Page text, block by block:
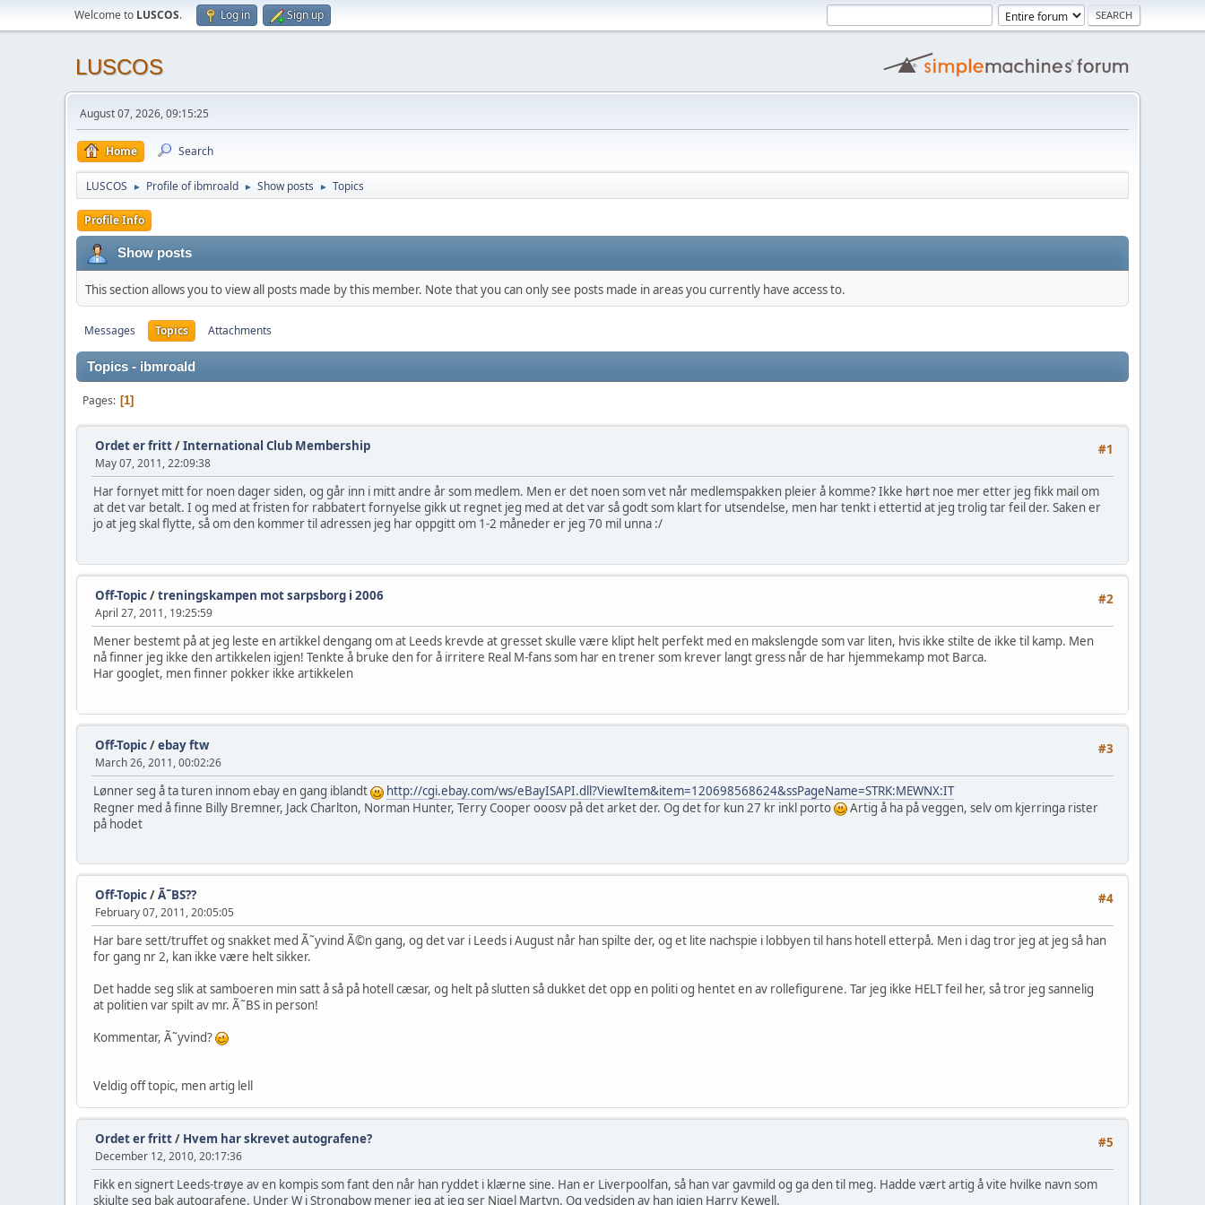
Welcome to LUSCOS. Log in Sign up
LUSCOS
August 07, 2026, 09:15:25
Home Search
LUSCOS ► Profile of ibmroald ► Show posts ► Topics
Profile Info
Show posts
This section allows you to view all posts made by this member. Note that you can only see posts made in areas you currently have access to.
Messages Topics Attachments
Topics - ibmroald
Pages 1
#1
Ordet er fritt/International Club Membership
May 07, 2011, 22:09:38
Har fornyet mitt for noen dager siden, og går inn i mitt andre år som medlem. Men er det noen som vet når medlemspakken pleier å komme? Ikke hørt noe mer etter jeg fikk mail om
at det var betalt. I og med at fristen for rabbatert fornyelse gikk ut regnet jeg med at det var så godt som klart for utsendelse, men har tenkt i ettertid at jeg trolig tar feil der. Saken er
jo at jeg skal flytte, så om den kommer til adressen jeg har oppgitt om 1-2 måneder er jeg 70 mil unna :/
#2
Off-Topic/treningskampen mot sarpsborg i 2006
April 27, 2011, 19:25:59
Mener bestemt på at jeg leste en artikkel dengang om at Leeds krevde at gresset skulle være klipt helt perfekt med en makslengde som var liten, hvis ikke stilte de ikke til kamp. Men
nå finner jeg ikke den artikkelen igjen! Tenkte å bruke den for å irritere Real M-fans som har en trener som krever langt gress når de har hjemmekamp mot Barca.
Har googlet, men finner pokker ikke artikkelen
#3
Off-Topic/ebay ftw
March 26, 2011, 00:02:26
Lønner seg å ta turen innom ebay en gang iblandt
http://cgi.ebay.com/ws/eBayISAPI.dll?ViewItem&item=120698568624&ssPageName=STRK:MEWNX:IT
Regner med å finne Billy Bremner, Jack Charlton, Norman Hunter, Terry Cooper ooosv på det arket der. Og det for kun 27 kr inkl porto
Artig å ha på veggen, selv om kjerringa rister
på hodet
#4
Off-Topic/Ã˜BS??
February 07, 2011, 20:05:05
Har bare sett/truffet og snakket med Ã˜yvind Ã©n gang, og det var i Leeds i August når han spilte der, og et lite nachspie i lobbyen til hans hotell etterpå. Men i dag tror jeg at jeg så han
for gang nr 2, kan ikke være helt sikker.
Det hadde seg slik at samboeren min satt å så på hotell cæsar, og helt på slutten så dukket det opp en politi og hentet en av rollefigurene. Tar jeg ikke HELT feil her, så tror jeg sannelig
at politien var spilt av mr. Ã˜BS in person!
Kommentar, Ã˜yvind?
Veldig off topic, men artig lell
#5
Ordet er fritt/ Hvem har skrevet autografene?
December 12, 2010, 20:17:36
Fikk en signert Leeds-trøye av en kompis som fant den når han ryddet i klærne sine. Han er Liverpoolfan, så han var gavmild og ga den til meg. Hadde vært artig å vite hvilke navn som
skjulte seg bak autografene. Under W i Strongbow mener jeg at jeg ser Nigel Martyn. Og vedsiden av han igjen Harry Kewell.